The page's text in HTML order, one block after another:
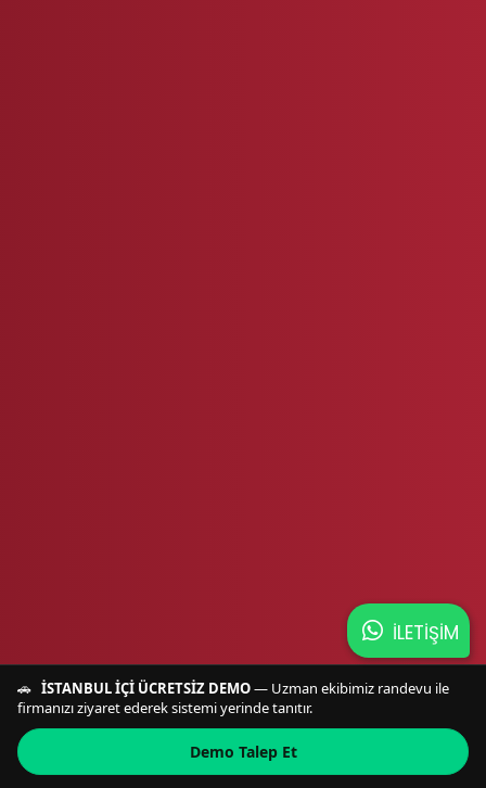
🚗 İSTANBUL İÇİ ÜCRETSİZ DEMO— Uzman ekibimiz randevu ile
firmanızı ziyaret ederek sistemi yerinde tanıtır.
Demo Talep Et
İLETİŞİM